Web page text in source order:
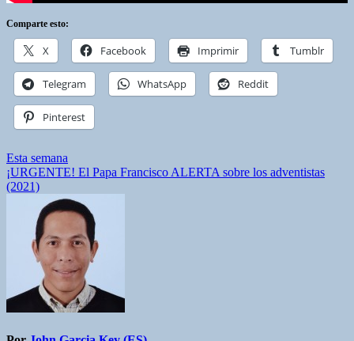
Comparte esto:
X Facebook Imprimir Tumblr
Telegram WhatsApp Reddit
Pinterest
Navegación
de
entradas
Esta semana
¡URGENTE! El Papa Francisco ALERTA sobre los adventistas
(2021)